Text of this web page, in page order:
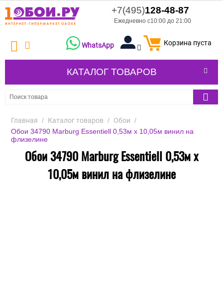
+7(495)128-48-87
Ежедневно с10:00 до 21:00
Корзина пуста
WhatsApp
КАТАЛОГ ТОВАРОВ
Главная / Каталог товаров / Обои /
Обои 34790 Marburg Essentiell 0,53м х 10,05м винил на
флизелине
Обои 34790 Marburg Essentiell 0,53м х
10,05м винил на флизелине